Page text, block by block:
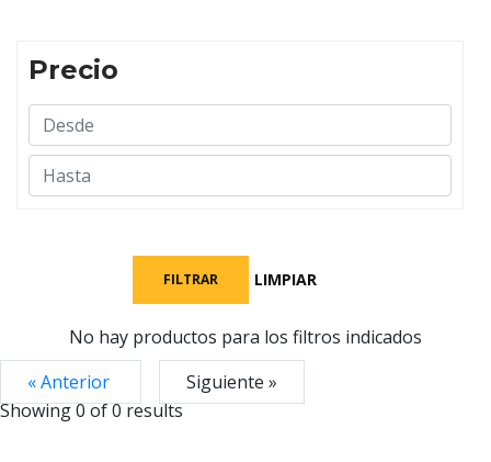
Precio
FILTRAR LIMPIAR
No hay productos para los filtros indicados
« Anterior
Siguiente »
Showing 0 of0results